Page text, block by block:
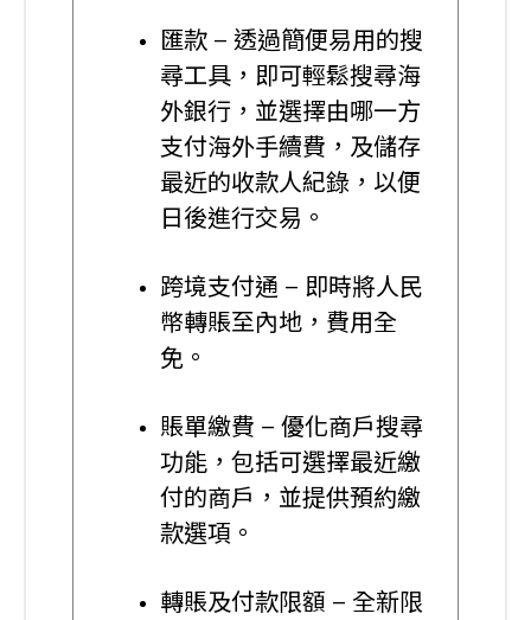
匯款 – 透過簡便易用的搜
尋工具，即可輕鬆搜尋海
外銀行，並選擇由哪一方
支付海外手續費，及儲存
最近的收款人紀錄，以便
日後進行交易。
跨境支付通 – 即時將人民
幣轉賬至內地，費用全
免。
賬單繳費 – 優化商戶搜尋
功能，包括可選擇最近繳
付的商戶，並提供預約繳
款選項。
轉賬及付款限額 – 全新限